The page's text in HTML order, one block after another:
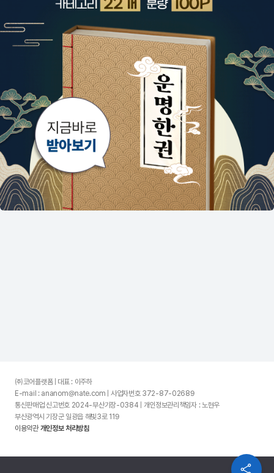
㈜코어플랫폼 | 대표 : 이주하
E-mail : ananom@nate.com | 사업자번호 372-87-02689
통신판매업 신고번호 2024-부산기장-0384 | 개인정보관리책임자 : 노현우
부산광역시 기장군 일광읍 해빛3로 119
이용약관 개인정보 처리방침